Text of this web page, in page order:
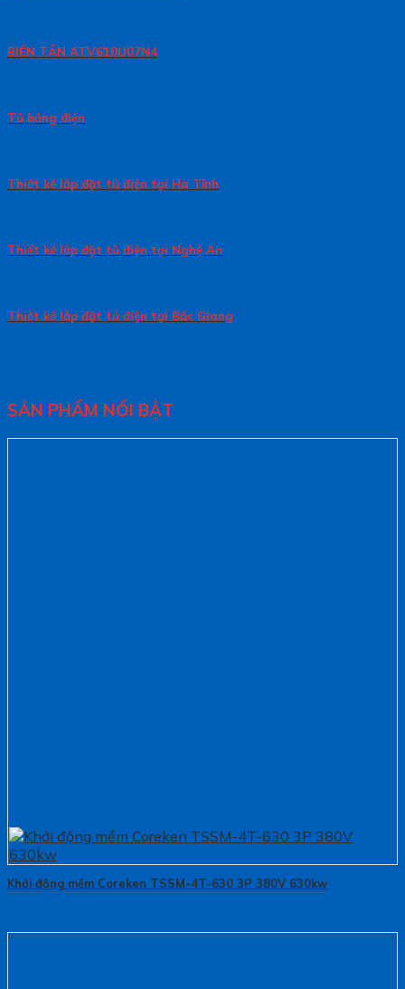
BIẾN TẦN ATV610U07N4
Tủ bảng điện
Thiết kế lắp đặt tủ điện tại Hà Tĩnh
Thiết kế lắp đặt tủ điện tại Nghệ An
Thiết kế lắp đặt tủ điện tại Bắc Giang
SẢN PHẨM NỔI BẬT
Khởi động mềm Coreken TSSM-4T-630 3P 380V 630kw